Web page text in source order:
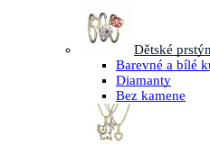
Dětské
Barevné a bílé
Diamanty
Bez kamene